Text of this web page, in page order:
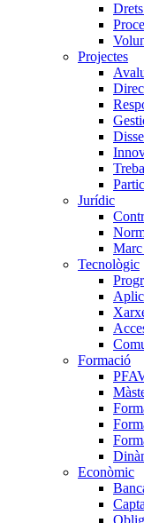
Projectes
Jurídic
Tecnològic
Formació
Econòmic